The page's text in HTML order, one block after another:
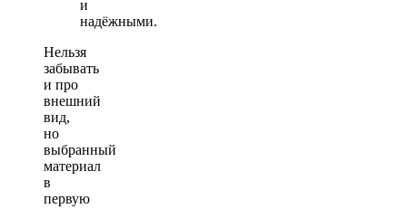
и
надёжными.
Нельзя
забывать
и про
внешний
вид,
но
выбранный
материал
в
первую